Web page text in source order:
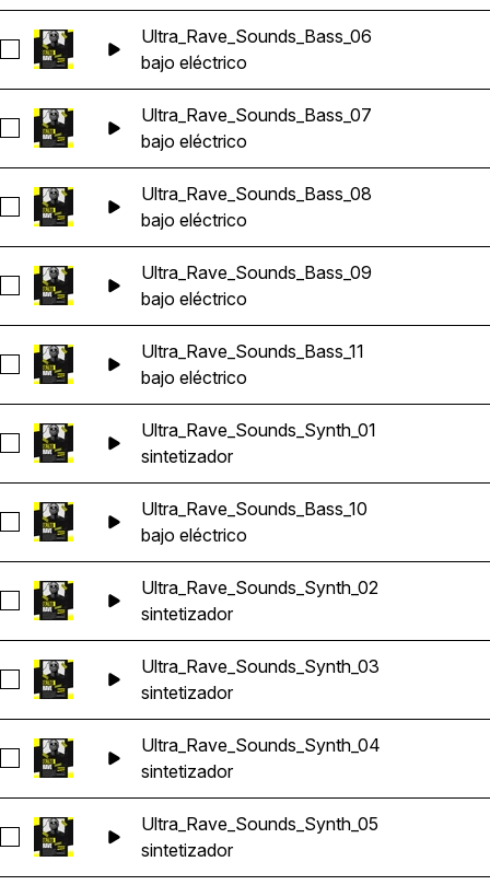
Seleccionar Ultra_Rave_Sounds_Bass_06
Ultra_Rave_Sounds_Bass_06
bajo eléctrico
Seleccionar Ultra_Rave_Sounds_Bass_07
Ultra_Rave_Sounds_Bass_07
bajo eléctrico
Seleccionar Ultra_Rave_Sounds_Bass_08
Ultra_Rave_Sounds_Bass_08
bajo eléctrico
Seleccionar Ultra_Rave_Sounds_Bass_09
Ultra_Rave_Sounds_Bass_09
bajo eléctrico
Seleccionar Ultra_Rave_Sounds_Bass_11
Ultra_Rave_Sounds_Bass_11
bajo eléctrico
Seleccionar Ultra_Rave_Sounds_Synth_01
Ultra_Rave_Sounds_Synth_01
sintetizador
Seleccionar Ultra_Rave_Sounds_Bass_10
Ultra_Rave_Sounds_Bass_10
bajo eléctrico
Seleccionar Ultra_Rave_Sounds_Synth_02
Ultra_Rave_Sounds_Synth_02
sintetizador
Seleccionar Ultra_Rave_Sounds_Synth_03
Ultra_Rave_Sounds_Synth_03
sintetizador
Seleccionar Ultra_Rave_Sounds_Synth_04
Ultra_Rave_Sounds_Synth_04
sintetizador
Seleccionar Ultra_Rave_Sounds_Synth_05
Ultra_Rave_Sounds_Synth_05
sintetizador